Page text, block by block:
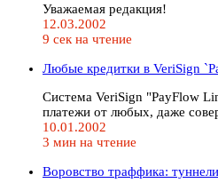
Уважаемая редакция!
12.03.2002
9 сек на чтение
Любые кредитки в VeriSign
Система VeriSign "PayFlow
платежи от любых, даже
10.01.2002
3 мин на чтение
Воровство траффика: